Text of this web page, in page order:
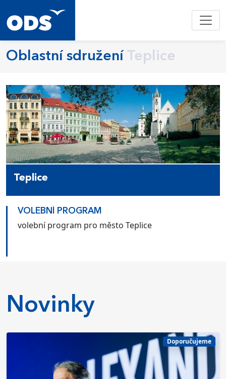
Oblastní sdružení Teplice
Teplice
VOLEBNÍ PROGRAM
volební program pro město Teplice
Novinky
Doporučujeme